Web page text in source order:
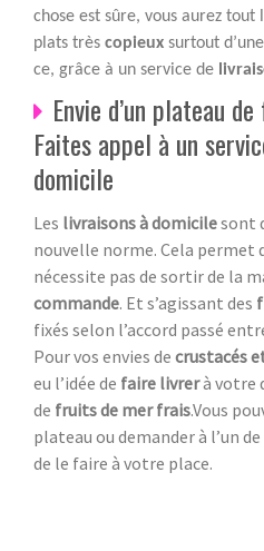
chose est sûre, vous aurez
plats très copieux surtout
ce, grâce à un service de
Envie d’un plateau
Faites appel à un
domicile
Les livraisons à domicilesont
nouvelle norme. Cela permet
nécessite pas de sortir de la
commande. Et s’agissant des
fixés selon l’accord passé
Pour vos envies de crustacés
eu l’idée de faire livrerà votre
de fruits de mer frais.Vous
plateau ou demander à l’un
de le faire à votre place.